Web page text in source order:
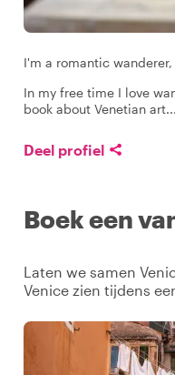
I'm a romantic
In my free time I love
book about Venetian art...
Deel profiel
Boek een
Laten we samen
Venice zien tijdens